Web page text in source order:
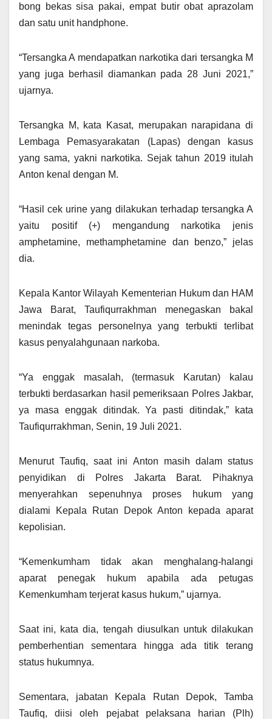
bong bekas sisa pakai, empat butir obat aprazolam
dan satu unit handphone.
“Tersangka A mendapatkan narkotika dari tersangka M
yang juga berhasil diamankan pada 28 Juni 2021,”
ujarnya.
Tersangka M, kata Kasat, merupakan narapidana di
Lembaga Pemasyarakatan (Lapas) dengan kasus
yang sama, yakni narkotika. Sejak tahun 2019 itulah
Anton kenal dengan M.
“Hasil cek urine yang dilakukan terhadap tersangka A
yaitu positif (+) mengandung narkotika jenis
amphetamine, methamphetamine dan benzo,” jelas
dia.
Kepala Kantor Wilayah Kementerian Hukum dan HAM
Jawa Barat, Taufiqurrakhman menegaskan bakal
menindak tegas personelnya yang terbukti terlibat
kasus penyalahgunaan narkoba.
“Ya enggak masalah, (termasuk Karutan) kalau
terbukti berdasarkan hasil pemeriksaan Polres Jakbar,
ya masa enggak ditindak. Ya pasti ditindak,” kata
Taufiqurrakhman, Senin, 19 Juli 2021.
Menurut Taufiq, saat ini Anton masih dalam status
penyidikan di Polres Jakarta Barat. Pihaknya
menyerahkan sepenuhnya proses hukum yang
dialami Kepala Rutan Depok Anton kepada aparat
kepolisian.
“Kemenkumham tidak akan menghalang-halangi
aparat penegak hukum apabila ada petugas
Kemenkumham terjerat kasus hukum,” ujarnya.
Saat ini, kata dia, tengah diusulkan untuk dilakukan
pemberhentian sementara hingga ada titik terang
status hukumnya.
Sementara, jabatan Kepala Rutan Depok, Tamba
Taufiq, diisi oleh pejabat pelaksana harian (Plh)